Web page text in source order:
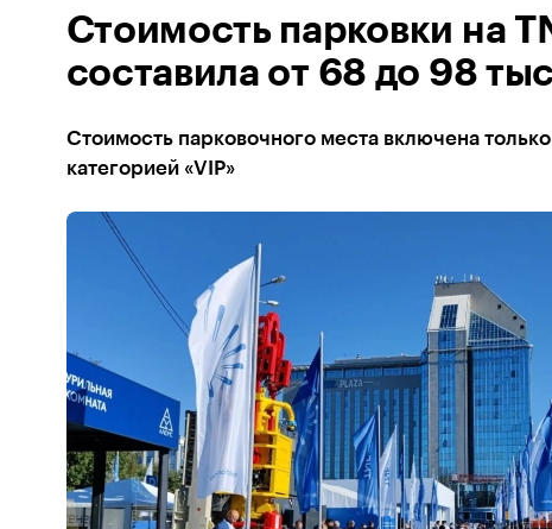
Стоимость парковки на
составила от 68 до 98
Стоимость парковочного места включена только
категорией «VIP»